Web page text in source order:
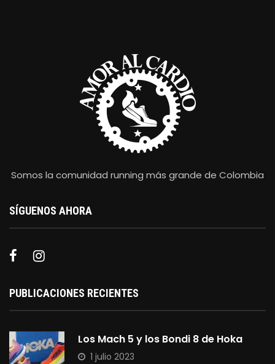
Somos la comunidad running más grande de Colombia
SÍGUENOS AHORA
PUBLICACIONES RECIENTES
Los Mach 5 y los Bondi 8 de Hoka
1 julio 2023